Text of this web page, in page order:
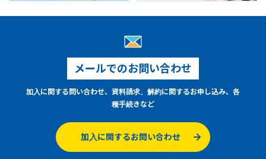
メールでのお問い合わせ
加入に関する問い合わせ、資料請求、解約に関するお申し込み、各
種手続きなど
加入に関するお問い合わせ